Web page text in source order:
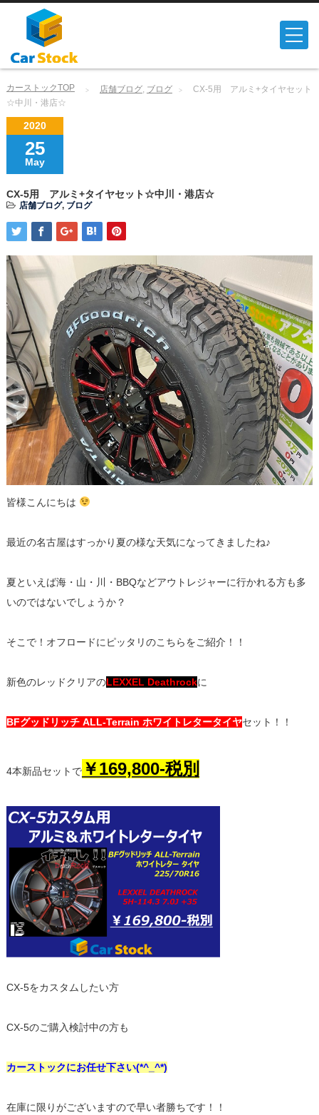
カーストックTOP 店舗ブログ, ブログ
CX-5用 アルミ+タイヤセット
☆中川・港店☆
2020
25
May
CX-5用 アルミ+タイヤセット☆中川・港店☆
店舗ブログ, ブログ
皆様こんにちは
最近の名古屋はすっかり夏の様な天気になってきましたね♪
夏といえば海・山・川・BBQなどアウトレジャーに行かれる方も多
いのではないでしょうか？
そこで！オフロードにピッタリのこちらをご紹介！！
新色のレッドクリアのLEXXEL Deathrockに
BFグッドリッチ ALL-Terrain ホワイトレタータイヤセット！！
4本新品セットで￥169,800-税別
CX-5をカスタムしたい方
CX-5のご購入検討中の方も
カーストックにお任せ下さい(*^_^*)
在庫に限りがございますので早い者勝ちです！！